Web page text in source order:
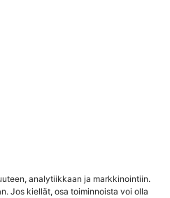
analytiikkaan ja markkinointiin.
Jos kiellät, osa toiminnoista voi olla